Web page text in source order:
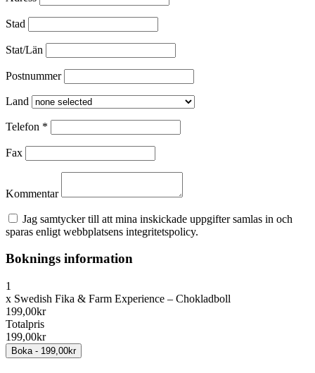
Stad
Stat/Län
Postnummer
Land
Telefon *
Fax
Kommentar
Jag samtycker till att mina inskickade uppgifter samlas in och
sparas enligt webbplatsens integritetspolicy.
Boknings information
1
x Swedish Fika & Farm Experience – Chokladboll
199,00kr
Totalpris
199,00kr